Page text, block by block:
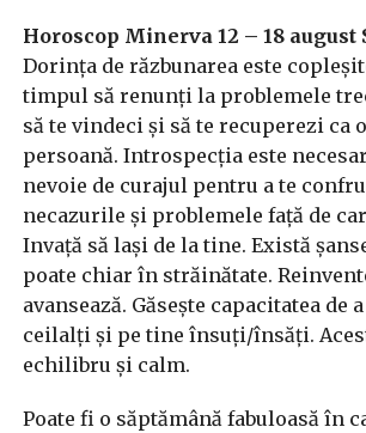
Horoscop Minerva 12 – 18 august
Dorința de răzbunarea este
timpul să renunți la problemele
să te vindeci și să te recuperezi ca
persoană. Introspecția este
nevoie de curajul pentru a te
necazurile și problemele față de
Invață să lași de la tine. Există
poate chiar în străinătate.
avansează. Găsește capacitatea de
ceilalți și pe tine însuți/însăți.
echilibru și calm.
Poate fi o săptămână fabuloasă în